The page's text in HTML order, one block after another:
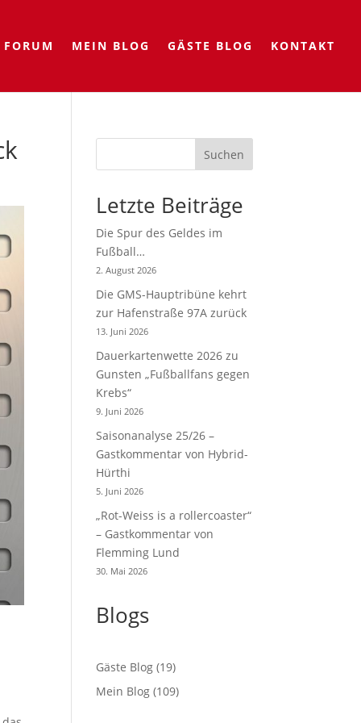
FORUM MEIN BLOG GÄSTE BLOG KONTAKT
Suchen
Letzte Beiträge
Die Spur des Geldes im
Fußball…
2. August 2026
Die GMS-Hauptribüne kehrt
zur Hafenstraße 97A zurück
13. Juni 2026
Dauerkartenwette 2026 zu
Gunsten „Fußballfans gegen
Krebs“
9. Juni 2026
Saisonanalyse 25/26 –
Gastkommentar von Hybrid-
Hürthi
5. Juni 2026
„Rot-Weiss is a rollercoaster“
– Gastkommentar von
Flemming Lund
30. Mai 2026
Blogs
Gäste Blog (19)
Mein Blog (109)